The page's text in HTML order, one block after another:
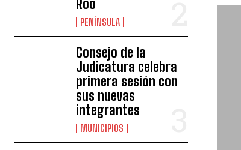
Roo
PENÍNSULA
Consejo de la
Judicatura celebra
primera sesión con
sus nuevas
integrantes
MUNICIPIOS